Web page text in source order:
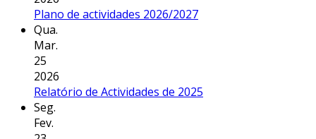
Plano de actividades 2026/2027
Qua.
Mar.
25
2026
Relatório de Actividades de 2025
Seg.
Fev.